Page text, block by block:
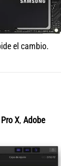
el cambio.
X, Adobe